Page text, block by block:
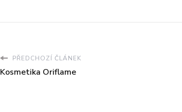
PŘEDCHOZÍ ČLÁNEK
Kosmetika Oriflame